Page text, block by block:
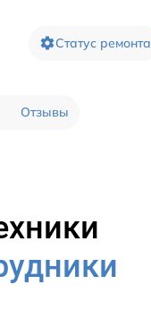
Статус ремонта
Отзывы